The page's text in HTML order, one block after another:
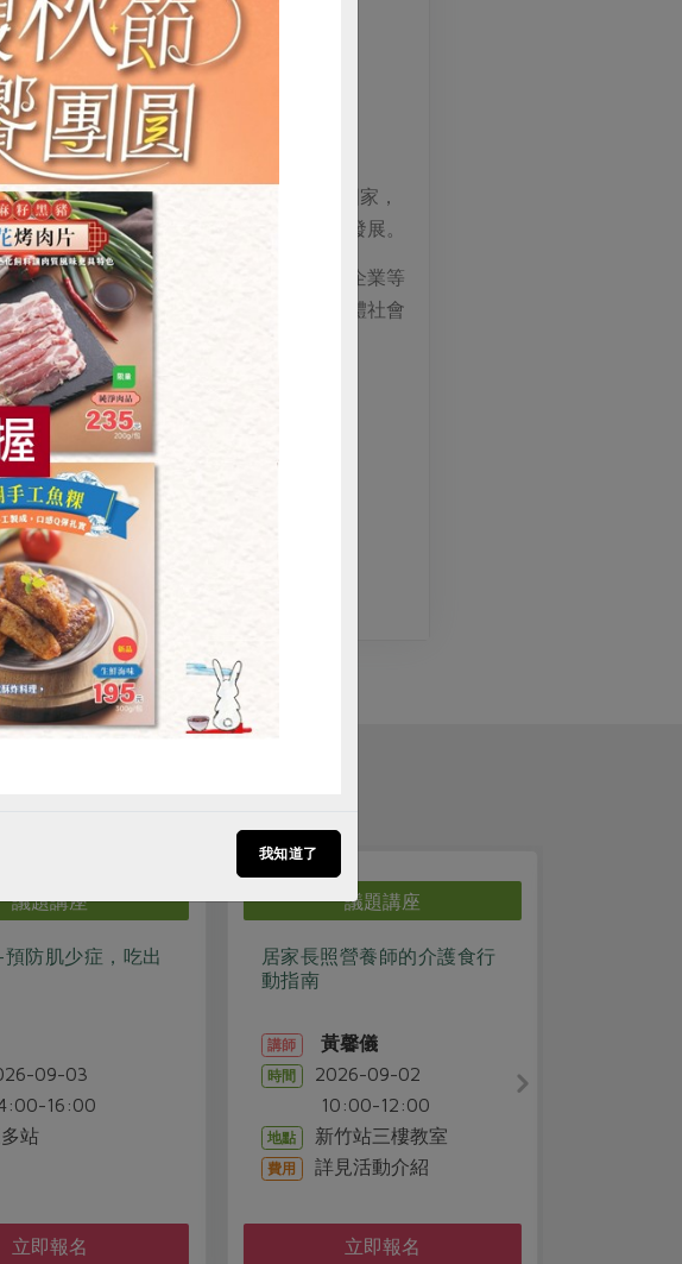
事之社員，現任區營運委員、所有社員。
型態，如今傳遍全世界，愈是民主化的國家，
以及東亞的日本、韓國，合作事業均甚發展。
團法人；同時具備法人、互助、民主與企業等
發展其事業，改善其生活，同時促進全體社會
議題講座
預防肌少症，吃出
09-03
16:00
站
立即報名
議題講座
居家長照營養師的介護食行
動指南
講師 黃馨儀
時間
2026-09-02
10:00-12:00
地點 新竹站三樓教室
費用 詳見活動介紹
立即報名
食安 共同購買
我知道了